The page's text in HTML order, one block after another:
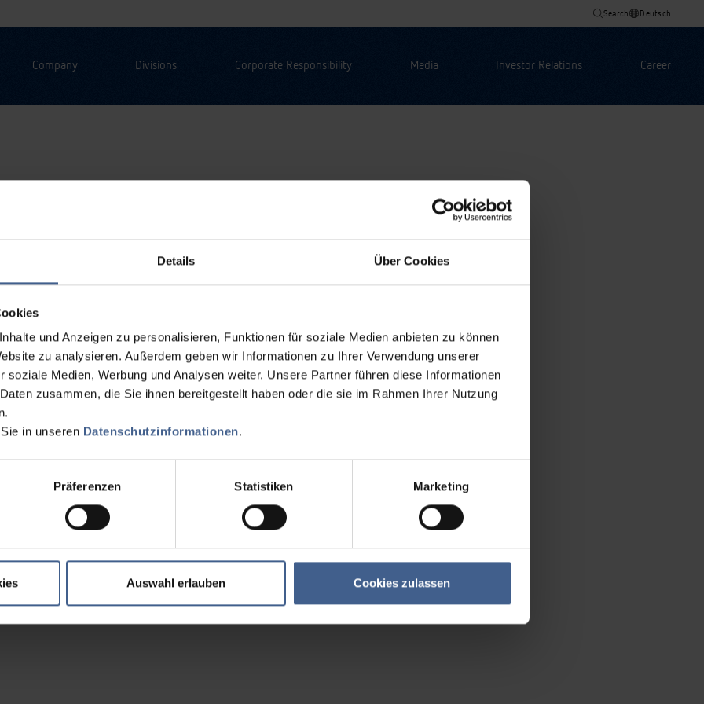
Details Über Cookies
und Anzeigen zu personalisieren, Funktionen für soziale Medien anbieten zu können
zu analysieren. Außerdem geben wir Informationen zu Ihrer Verwendung unserer
soziale Medien, Werbung und Analysen weiter. Unsere Partner führen diese Informationen
zusammen, die Sie ihnen bereitgestellt haben oder die sie im Rahmen Ihrer Nutzung
in unseren Datenschutzinformationen.
Präferenzen Statistiken Marketing
Auswahl erlauben Cookies zulassen
Search Deutsch
Company Divisions Corporate Responsibility Media Investor Relations Career